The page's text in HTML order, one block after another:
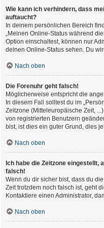
Wie kann ich verhindern, dass
auftaucht?
In deinem persönlichen Bereich
„Meinen Online-Status während
Option einschaltest, können nur
deinen Online-Status sehen. Du
Nach oben
Die Forenuhr geht falsch!
Möglicherweise entspricht die
In diesem Fall solltest du im
Zeitzone (Mitteleuropäische Zeit,
von registrierten Benutzern
bist, ist dies ein guter Grund, dies
Nach oben
Ich habe die Zeitzone eingestellt,
falsch!
Wenn du dir sicher bist, dass du
Zeit trotzdem noch falsch ist, geht
Kontaktiere einen Administrator,
Nach oben